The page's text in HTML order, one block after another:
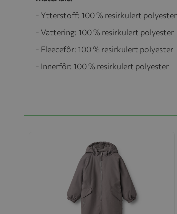
- Ytterstoff: 100 % resirkulert polyester
- Vattering: 100 % resirkulert polyester
- Fleecefôr: 100 % resirkulert polyester
- Innerfôr: 100 % resirkulert polyester